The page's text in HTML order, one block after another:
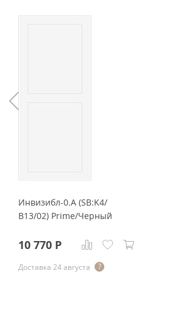
Инвизибл-0.А (SB:K4/
В13/02) Prime/Черный
10 770 Р
Доставка 24 августа